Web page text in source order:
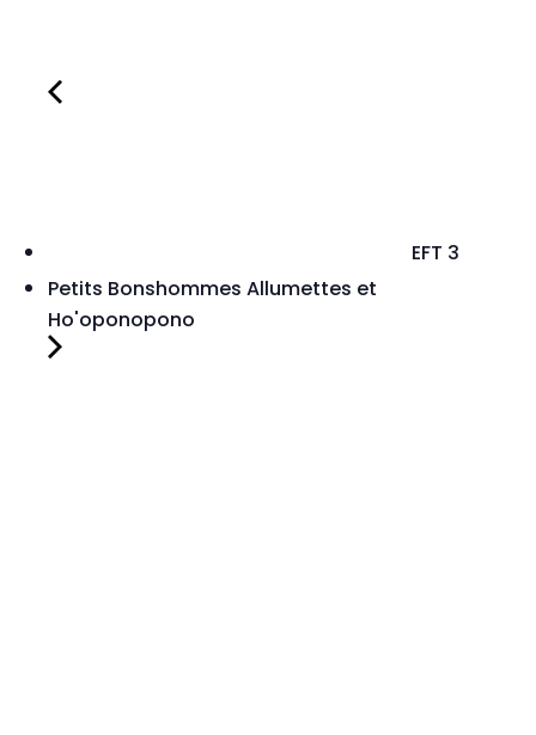
EFT 3
Petits Bonshommes Allumettes et
Ho'oponopono